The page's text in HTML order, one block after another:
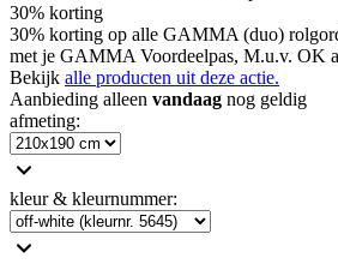
30% korting
30% korting op alle GAMMA (duo)
met je GAMMA Voordeelpas, M.u.v. OK
Bekijk alle producten uit deze actie.
Aanbieding alleen vandaag nog geldig
afmeting:
kleur & kleurnummer: